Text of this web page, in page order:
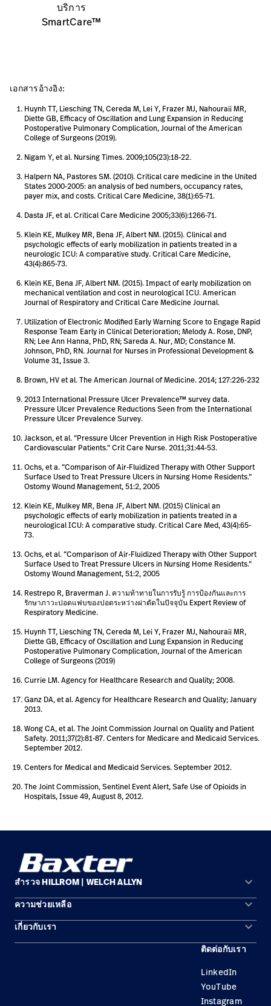
บริการ
SmartCare™
เอกสารอ้างอิง:
Huynh TT, Liesching TN, Cereda M, Lei Y, Frazer MJ, Nahouraii MR,
Diette GB, Efficacy of Oscillation and Lung Expansion in Reducing
Postoperative Pulmonary Complication, Journal of the American
College of Surgeons (2019).
Nigam Y, et al. Nursing Times. 2009;105(23):18-22.
Halpern NA, Pastores SM. (2010). Critical care medicine in the United
States 2000-2005: an analysis of bed numbers, occupancy rates,
payer mix, and costs. Critical Care Medicine, 38(1):65-71.
Dasta JF, et al. Critical Care Medicine 2005;33(6):1266-71.
Klein KE, Mulkey MR, Bena JF, Albert NM. (2015). Clinical and
psychologic effects of early mobilization in patients treated in a
neurologic ICU: A comparative study. Critical Care Medicine,
43(4):865-73.
Klein KE, Bena JF, Albert NM. (2015). Impact of early mobilization on
mechanical ventilation and cost in neurological ICU. American
Journal of Respiratory and Critical Care Medicine Journal.
Utilization of Electronic Modified Early Warning Score to Engage Rapid
Response Team Early in Clinical Deterioration; Melody A. Rose, DNP,
RN; Lee Ann Hanna, PhD, RN; Sareda A. Nur, MD; Constance M.
Johnson, PhD, RN. Journal for Nurses in Professional Development &
Volume 31, Issue 3.
Brown, HV et al. The American Journal of Medicine. 2014; 127:226-232
2013 International Pressure Ulcer Prevalence™ survey data.
Pressure Ulcer Prevalence Reductions Seen from the International
Pressure Ulcer Prevalence Survey.
Jackson, et al. “Pressure Ulcer Prevention in High Risk Postoperative
Cardiovascular Patients.” Crit Care Nurse. 2011;31:44-53.
Ochs, et a. “Comparison of Air-Fluidized Therapy with Other Support
Surface Used to Treat Pressure Ulcers in Nursing Home Residents.”
Ostomy Wound Management, 51:2, 2005
Klein KE, Mulkey MR, Bena JF, Albert NM. (2015) Clinical an
psychologic effects of early mobilization in patients treated in a
neurological ICU: A comparative study. Critical Care Med, 43(4):65-
73.
Ochs, et al. “Comparison of Air-Fluidized Therapy with Other Support
Surface Used to Treat Pressure Ulcers in Nursing Home Residents.”
Ostomy Wound Management, 51:2, 2005
Restrepo R, Braverman J. ความท้าทายในการรับรู้ การป้องกันและการ
รักษาภาวะปอดแฟบของปอดระหว่างผ่าตัดในปัจจุบัน Expert Review of
Respiratory Medicine.
Huynh TT, Liesching TN, Cereda M, Lei Y, Frazer MJ, Nahouraii MR,
Diette GB, Efficacy of Oscillation and Lung Expansion in Reducing
Postoperative Pulmonary Complication, Journal of the American
College of Surgeons (2019)
Currie LM. Agency for Healthcare Research and Quality; 2008.
Ganz DA, et al. Agency for Healthcare Research and Quality; January
2013.
Wong CA, et al. The Joint Commission Journal on Quality and Patient
Safety. 2011;37(2):81-87. Centers for Medicare and Medicaid Services.
September 2012.
Centers for Medical and Medicaid Services. September 2012.
The Joint Commission, Sentinel Event Alert, Safe Use of Opioids in
Hospitals, Issue 49, August 8, 2012.
สำรวจ HILLROM | WELCH ALLYN keyboard_arrow_down
พื้นที่การแก้ปัญหา
ผลิตภัณฑ์
ความช่วยเหลือ keyboard_arrow_down
ติดต่อเรา
เกี่ยวกับเรา keyboard_arrow_down
ติดต่อกับเรา
LinkedIn
YouTube
Instagram